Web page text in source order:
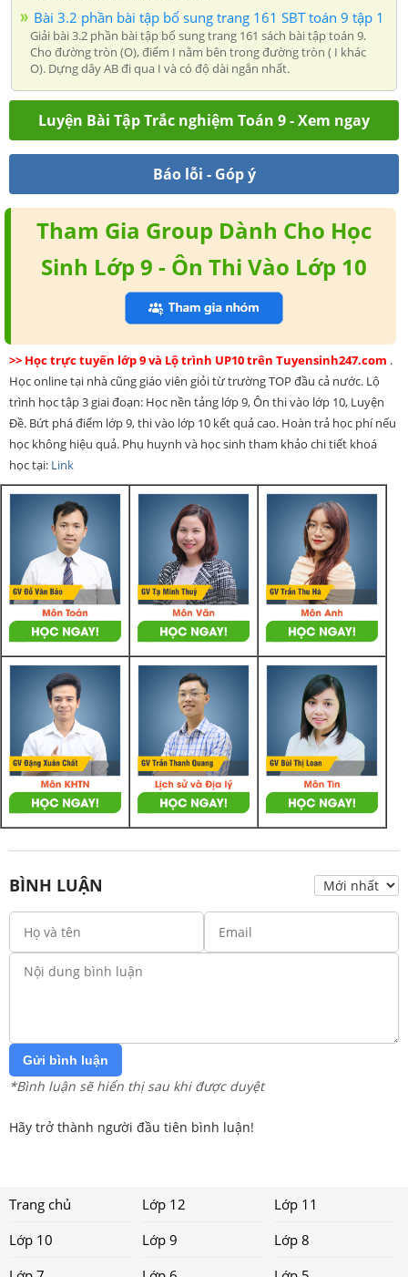
Bài 3.2 phần bài tập bổ sung trang 161 SBT toán 9 tập 1
Giải bài 3.2 phần bài tập bổ sung trang 161 sách bài tập toán 9.
Cho đường tròn (O), điểm I nằm bên trong đường tròn ( I khác
O). Dựng dây AB đi qua I và có độ dài ngắn nhất.
Luyện Bài Tập Trắc nghiệm Toán 9 - Xem ngay
Báo lỗi - Góp ý
Tham Gia Group Dành Cho Học
Sinh Lớp 9 - Ôn Thi Vào Lớp 10
>> Học trực tuyến lớp 9 và Lộ trình UP10 trên Tuyensinh247.com .
Học online tại nhà cũng giáo viên giỏi từ trường TOP đầu cả nước. Lộ
trình học tập 3 giai đoạn: Học nền tảng lớp 9, Ôn thi vào lớp 10, Luyện
Đề. Bứt phá điểm lớp 9, thi vào lớp 10 kết quả cao. Hoàn trả học phí nếu
học không hiệu quả. Phụ huynh và học sinh tham khảo chi tiết khoá
học tại: Link
BÌNH LUẬN
Gửi bình luận
*Bình luận sẽ hiển thị sau khi được duyệt
Hãy trở thành người đầu tiên bình luận!
Trang chủ Lớp 12
Lớp 11
Lớp 10
Lớp 9
Lớp 8